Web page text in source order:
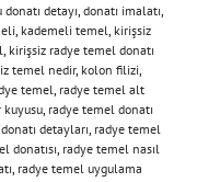
detayı, donatı imalatı,
, kademeli temel, kirişsiz
, kirişsiz radye temel donatı
temel nedir, kolon filizi,
temel, radye temel alt
kuyusu, radye temel donatı
detayları, radye temel
donatısı, radye temel nasıl
, radye temel uygulama